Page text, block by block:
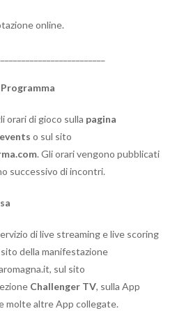
online.
Programma
orari di gioco sulla pagina
o sul sito
. Gli orari vengono pubblicati
successivo di incontri.
di live streaming e live scoring
della manifestazione
sul sito
Challenger TV, sulla App
molte altre App collegate.